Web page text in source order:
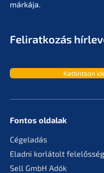
márkája.
Feliratko­zás
Kattint­son
Fontos oldalak
Cégela­dás
Eladni korlá­tolt
Sell GmbH Adók